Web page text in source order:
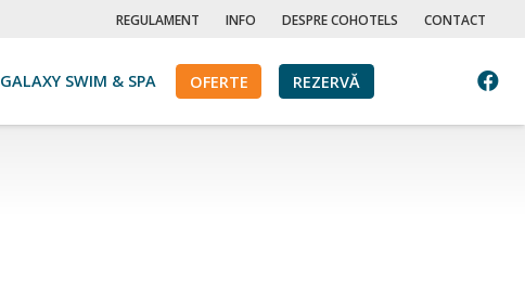
REGULAMENT INFO DESPRE COHOTELS CONTACT
GALAXY SWIM & SPA OFERTE REZERVĂ